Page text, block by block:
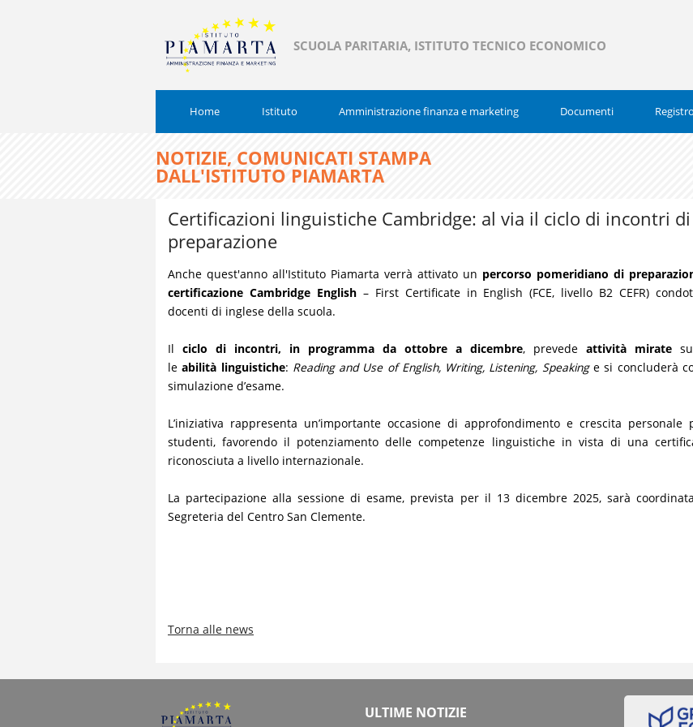
SCUOLA PARITARIA, ISTITUTO TECNICO ECONOMICO
Home Istituto Amministrazione finanza e marketing Documenti
NOTIZIE, COMUNICATI STAMPA
DALL'ISTITUTO PIAMARTA
Certificazioni linguistiche Cambridge: al via il ciclo di incontri di
preparazione
Anche quest'anno all'Istituto Piamarta verrà attivato un percorso pomeridiano di
certificazione Cambridge English– First Certificate in English (FCE, livello B2 CEFR)
docenti di inglese della scuola.
Il ciclo di incontri, in programma da ottobre a dicembre, prevede attività mirate
leabilità linguistiche: Reading and Use of English, Writing, Listening, Speakinge si concluderà
simulazione d’esame.
L’iniziativa rappresenta un’importante occasione di approfondimento e crescita personale
studenti, favorendo il potenziamento delle competenze linguistiche in vista di una
riconosciuta a livello internazionale.
La partecipazione alla sessione di esame, prevista per il 13 dicembre 2025, sarà
Segreteria del Centro San Clemente.
Torna alle news
ULTIME NOTIZIE